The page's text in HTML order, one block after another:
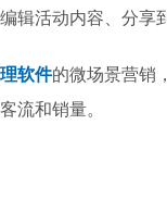
辑活动内容、分享
软件的微场景营销
流和销量。